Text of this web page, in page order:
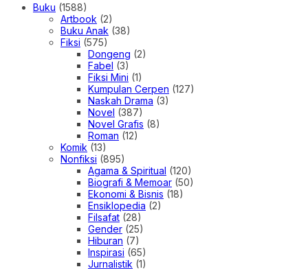
Buku (1588)
Artbook (2)
Buku Anak (38)
Fiksi (575)
Dongeng (2)
Fabel (3)
Fiksi Mini (1)
Kumpulan Cerpen (127)
Naskah Drama (3)
Novel (387)
Novel Grafis (8)
Roman (12)
Komik (13)
Nonfiksi (895)
Agama & Spiritual (120)
Biografi & Memoar (50)
Ekonomi & Bisnis (18)
Ensiklopedia (2)
Filsafat (28)
Gender (25)
Hiburan (7)
Inspirasi (65)
Jurnalistik (1)